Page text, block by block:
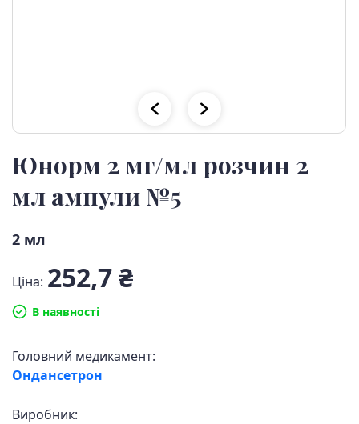
Юнорм 2 мг/мл розчин 2
мл ампули №5
2 мл
Ціна: 252,7 ₴
В наявності
Головний медикамент:
Ондансетрон
Виробник: